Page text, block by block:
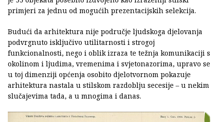
primjeri za jednu od mogućih prezentacijskih selekcija.
Budući da arhitektura nije područje ljudskoga djelovanja
podvrgnuto isključivo utilitarnosti i strogoj
funkcionalnosti, nego i oblik izraza te težnja komunikaciji s
okolinom i ljudima, vremenima i svjetonazorima, upravo se
u toj dimenziji općenja osobito djelotvornom pokazuje
arhitektura nastala u stilskom razdoblju secesije – u nekim
slučajevima tada, a u mnogima i danas.